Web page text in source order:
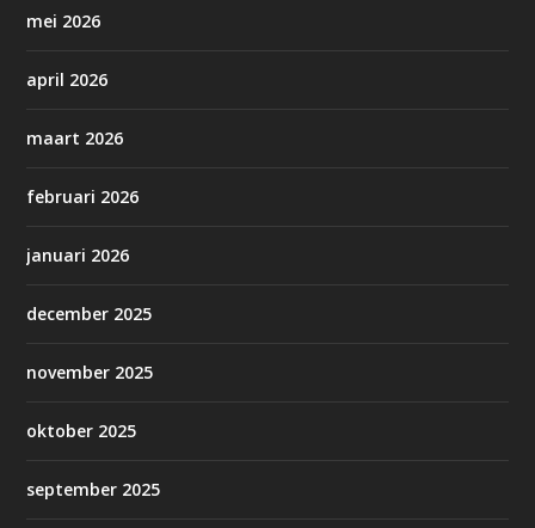
mei 2026
april 2026
maart 2026
februari 2026
januari 2026
december 2025
november 2025
oktober 2025
september 2025